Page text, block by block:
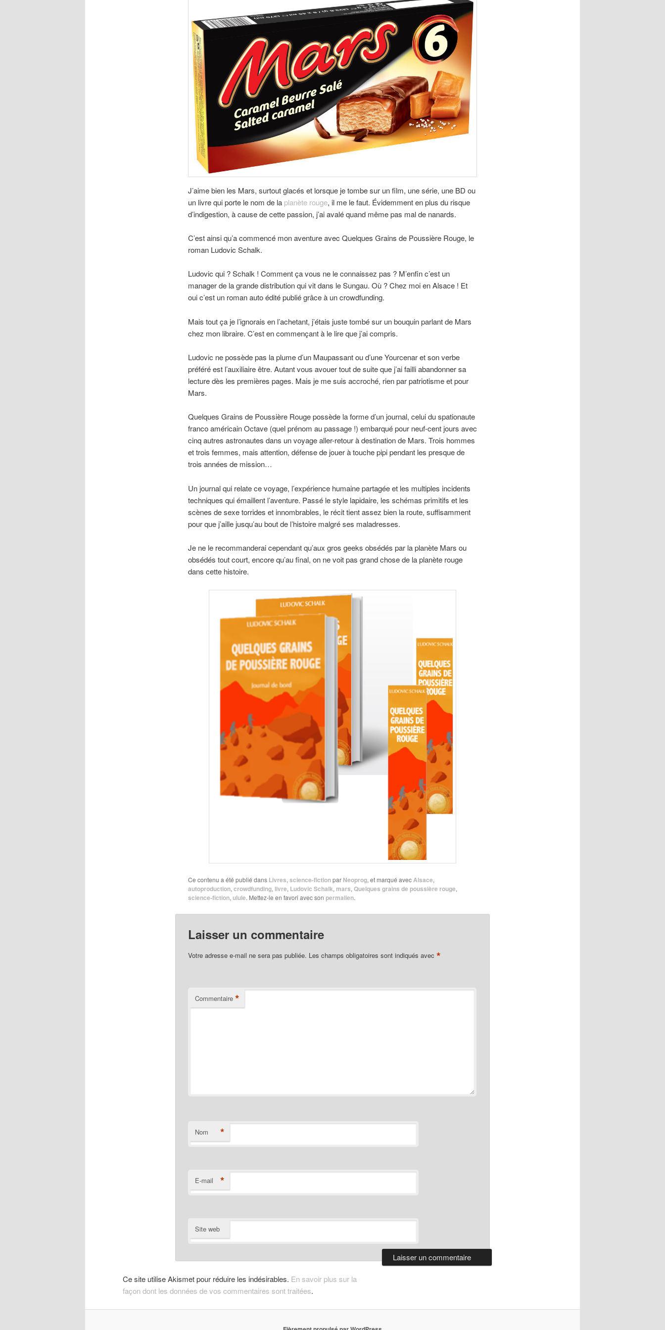
J’aime bien les Mars, surtout glacés et lorsque je tombe sur un film, une série, une BD ou
un livre qui porte le nom de la planète rouge, il me le faut. Évidemment en plus du risque
d’indigestion, à cause de cette passion, j’ai avalé quand même pas mal de nanards.
C’est ainsi qu’a commencé mon aventure avec Quelques Grains de Poussière Rouge, le
roman Ludovic Schalk.
Ludovic qui ? Schalk ! Comment ça vous ne le connaissez pas ? M’enfin c’est un
manager de la grande distribution qui vit dans le Sungau. Où ? Chez moi en Alsace ! Et
oui c’est un roman auto édité publié grâce à un crowdfunding.
Mais tout ça je l’ignorais en l’achetant, j’étais juste tombé sur un bouquin parlant de Mars
chez mon libraire. C’est en commençant à le lire que j’ai compris.
Ludovic ne possède pas la plume d’un Maupassant ou d’une Yourcenar et son verbe
préféré est l’auxiliaire être. Autant vous avouer tout de suite que j’ai failli abandonner sa
lecture dès les premières pages. Mais je me suis accroché, rien par patriotisme et pour
Mars.
Quelques Grains de Poussière Rouge possède la forme d’un journal, celui du spationaute
franco américain Octave (quel prénom au passage !) embarqué pour neuf-cent jours avec
cinq autres astronautes dans un voyage aller-retour à destination de Mars. Trois hommes
et trois femmes, mais attention, défense de jouer à touche pipi pendant les presque de
trois années de mission…
Un journal qui relate ce voyage, l’expérience humaine partagée et les multiples incidents
techniques qui émaillent l’aventure. Passé le style lapidaire, les schémas primitifs et les
scènes de sexe torrides et innombrables, le récit tient assez bien la route, suffisamment
pour que j’aille jusqu’au bout de l’histoire malgré ses maladresses.
Je ne le recommanderai cependant qu’aux gros geeks obsédés par la planète Mars ou
obsédés tout court, encore qu’au final, on ne voit pas grand chose de la planète rouge
dans cette histoire.
Ce contenu a été publié dans Livres, science-fictionpar Neoprog, et marqué avecAlsace,
autoproduction, crowdfunding, livre, Ludovic Schalk, mars, Quelques grains de poussière rouge,
science-fiction, ulule. Mettez-le en favori avec son permalien.
Laisser un commentaire
Votre adresse e-mail ne sera pas publiée. Les champs obligatoires sont indiqués avec *
Commentaire *
Nom *
E-mail *
Site web
Ce site utilise Akismet pour réduire les indésirables. En savoir plus sur la
façon dont les données de vos commentaires sont traitées.